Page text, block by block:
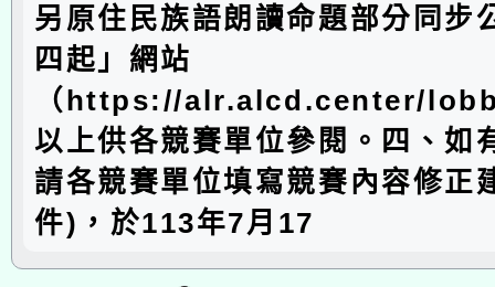
另原住民族語朗讀命題部分同步
四起」網站
（https://alr.alcd.center/
以上供各競賽單位參閱。四、如
請各競賽單位填寫競賽內容修正
件)，於113年7月17